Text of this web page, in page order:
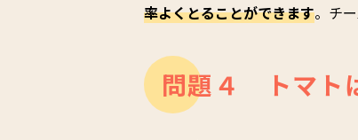
率よくとることができます。チ
問題４ トマト